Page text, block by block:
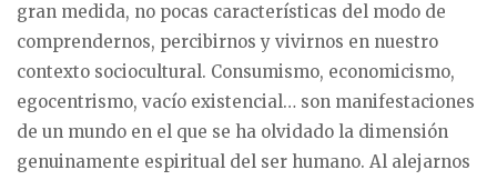
gran medida, no pocas características del modo de
comprendernos, percibirnos y vivirnos en nuestro
contexto sociocultural. Consumismo, economicismo,
egocentrismo, vacío existencial… son manifestaciones
de un mundo en el que se ha olvidado la dimensión
genuinamente espiritual del ser humano. Al alejarnos